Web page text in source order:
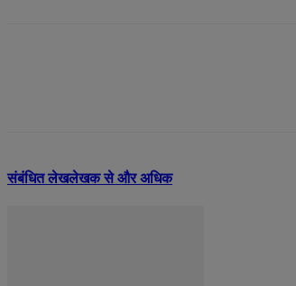
संबंधित लेखलेखक से और अधिक